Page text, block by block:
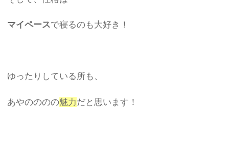
マイペースで寝るのも大好き！
ゆったりしている所も、
あやのののの魅力だと思います！